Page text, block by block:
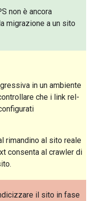
non è ancora
migrazione a un sito
in un ambiente
che i link rel-
rimandino al sito reale
consenta al crawler di
il sito in fase